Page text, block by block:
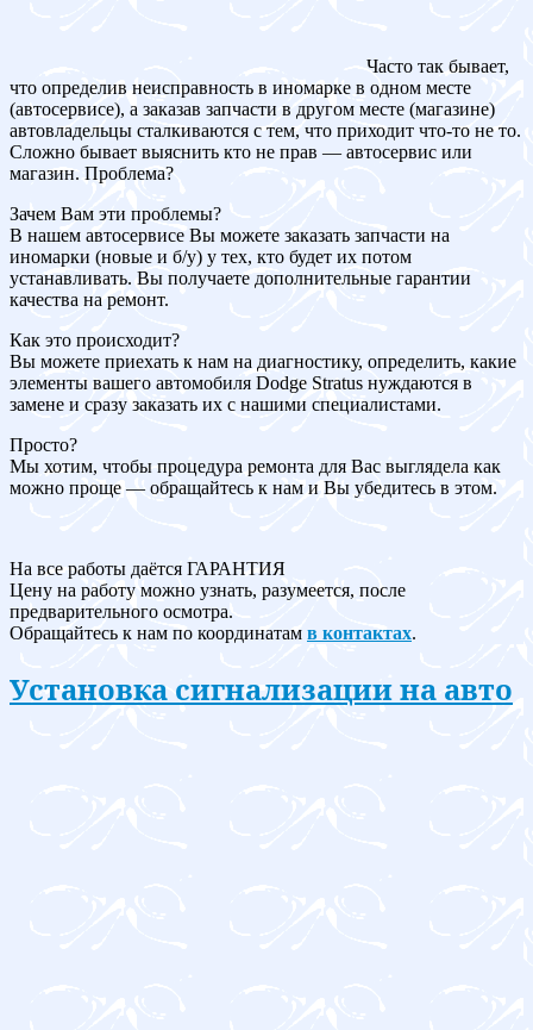
Часто так бывает,
что определив неисправность в иномарке в одном месте
(автосервисе), а заказав запчасти в другом месте (магазине)
автовладельцы сталкиваются с тем, что приходит что-то не то.
Сложно бывает выяснить кто не прав — автосервис или
магазин. Проблема?
Зачем Вам эти проблемы?
В нашем автосервисе Вы можете заказать запчасти на
иномарки (новые и б/у) у тех, кто будет их потом
устанавливать. Вы получаете дополнительные гарантии
качества на ремонт.
Как это происходит?
Вы можете приехать к нам на диагностику, определить, какие
элементы вашего автомобиля Dodge Stratus нуждаются в
замене и сразу заказать их с нашими специалистами.
Просто?
Мы хотим, чтобы процедура ремонта для Вас выглядела как
можно проще — обращайтесь к нам и Вы убедитесь в этом.
На все работы даётся ГАРАНТИЯ
Цену на работу можно узнать, разумеется, после
предварительного осмотра.
Обращайтесь к нам по координатам в контактах.
Установка сигнализации на авто